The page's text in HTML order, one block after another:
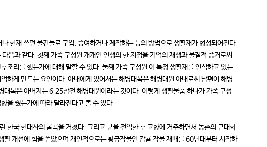
현재 쓰던 물건들로 구입, 증여하거나 제작하는 등의 방법으로 생활재가 형성되어진다.
음과 같다. 첫째 가족 구성원 개개인 인생의 한 지점을 기억의 재생과 물질적 증거로써
조리를 했는가에 대해 말할 수 있다. 둘째 가족 구성원 이 특정 생활재를 인식하고 있는
게 만드는 요인이다. 아내에게 있어서는 해병대복은 해병대원 아내로써 남편이 해병
복은 아버지는 6.25참전 해병대원이라는 것이다. 이렇게 생활물품 하나가 가족 구성
을 줬는가에 따라 달라진다고 볼 수 있다.
국 현대사의 굴곡을 거쳤다. 그리고 군을 전역한 후 고향에 거주하면서 농촌의 근대화
개선에 힘을 쏟았으며 개인적으로는 황금작물인 감귤 작물 재배를 60년대부터 시작하